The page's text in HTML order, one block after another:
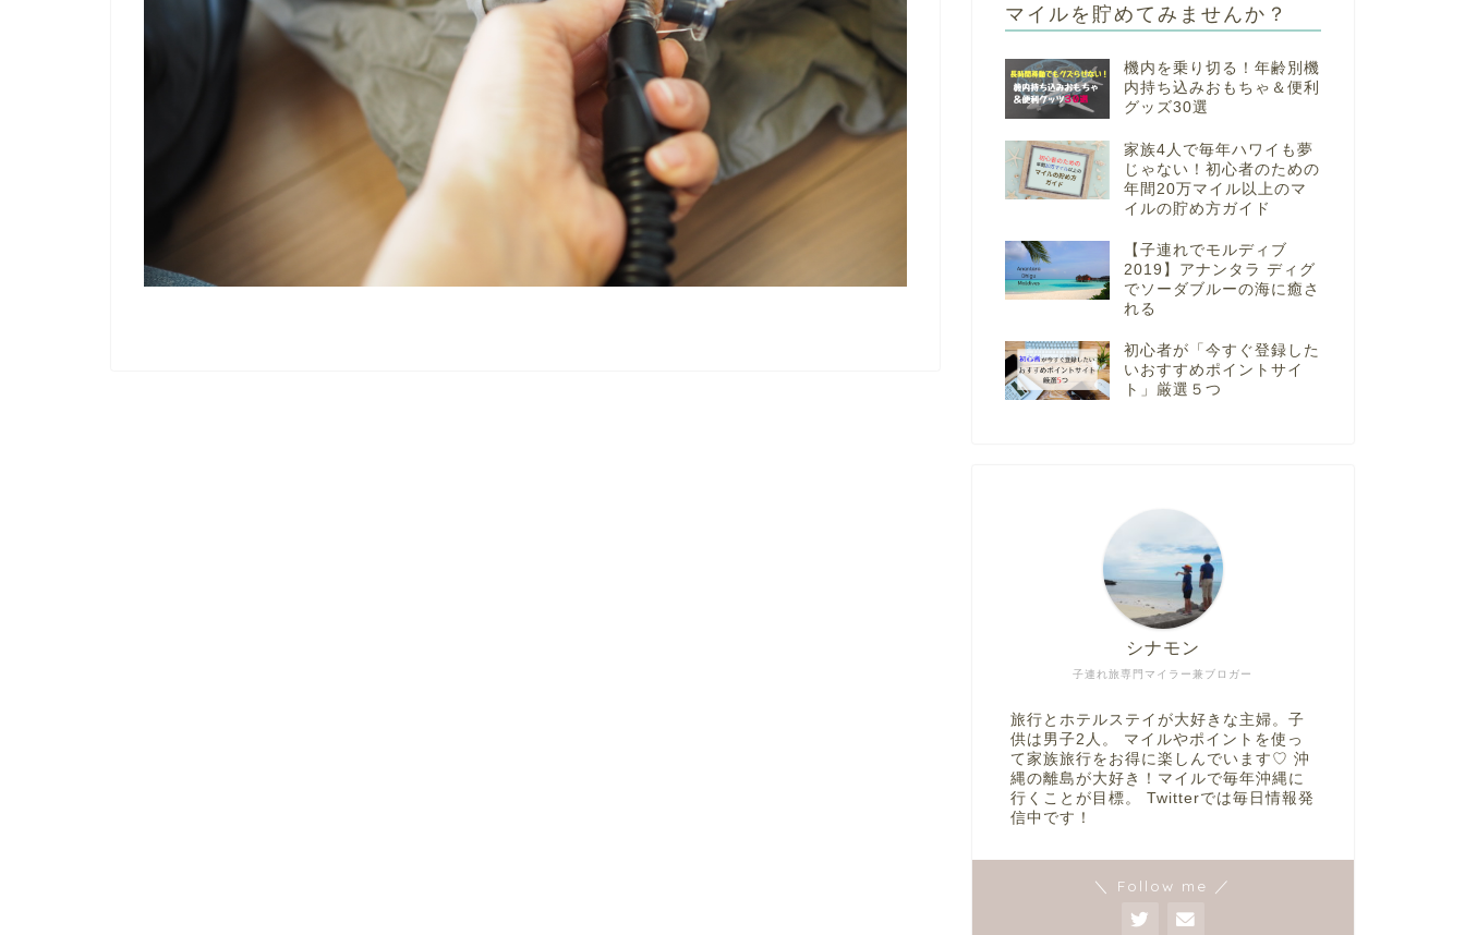
マイルを貯めてみませんか？
機内を乗り切る！年齢別機
内持ち込みおもちゃ＆便利
グッズ30選
家族4人で毎年ハワイも夢
じゃない！初心者のための
年間20万マイル以上のマ
イルの貯め方ガイド
【子連れでモルディブ
2019】アナンタラ ディグ
でソーダブルーの海に癒さ
れる
初心者が「今すぐ登録した
いおすすめポイントサイ
ト」厳選５つ
子連れ旅専門マイラー兼ブロガー
シナモン
旅行とホテルステイが大好きな主婦。子
供は男子2人。 マイルやポイントを使っ
て家族旅行をお得に楽しんでいます♡ 沖
縄の離島が大好き！マイルで毎年沖縄に
行くことが目標。 Twitterでは毎日情報発
信中です！
＼ Follow me ／